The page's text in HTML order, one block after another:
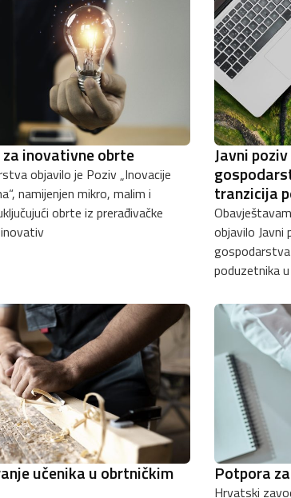
inovativne obrte
objavilo je Poziv „Inovacije
namijenjen mikro, malim i
obrte iz prerađivačke
Javni
tranzicija
objavilo
poduzetnika
učenika u obrtničkim Potpora
Hrvatski